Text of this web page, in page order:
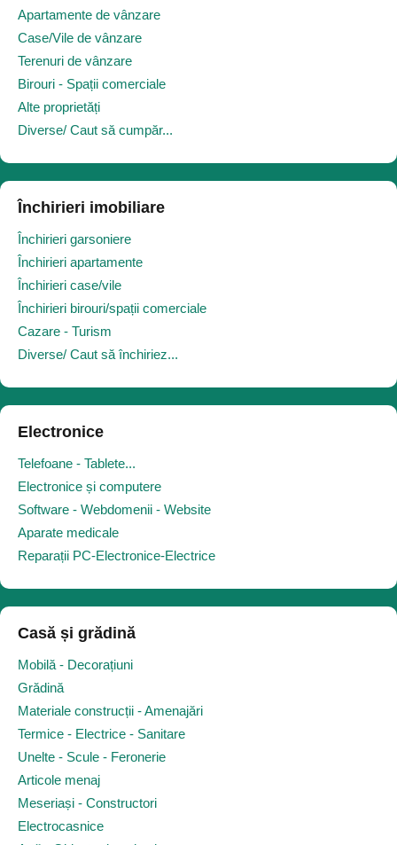
Apartamente de vânzare
Case/Vile de vânzare
Terenuri de vânzare
Birouri - Spații comerciale
Alte proprietăți
Diverse/ Caut să cumpăr...
Închirieri imobiliare
Închirieri garsoniere
Închirieri apartamente
Închirieri case/vile
Închirieri birouri/spații comerciale
Cazare - Turism
Diverse/ Caut să închiriez...
Electronice
Telefoane - Tablete...
Electronice și computere
Software - Webdomenii - Website
Aparate medicale
Reparații PC-Electronice-Electrice
Casă și grădină
Mobilă - Decorațiuni
Grădină
Materiale construcții - Amenajări
Termice - Electrice - Sanitare
Unelte - Scule - Feronerie
Articole menaj
Meseriași - Constructori
Electrocasnice